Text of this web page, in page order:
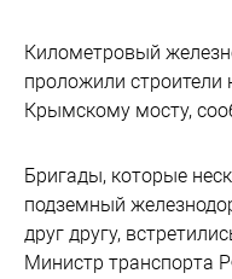
Километровый
проложили строители
Крымскому мосту,
Бригады, которые
подземный
друг другу,
Министр транспорта